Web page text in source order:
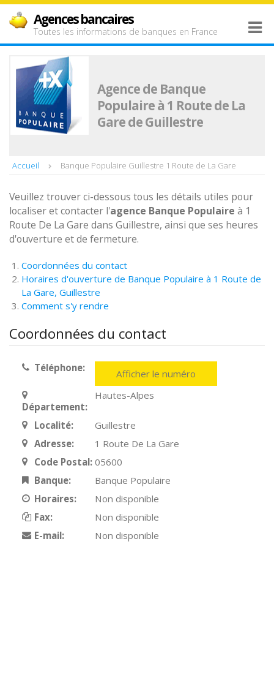
Agences bancaires
Toutes les informations de banques en France
Agence de Banque
Populaire à 1 Route de La
Gare de Guillestre
Accueil Banque Populaire Guillestre 1 Route de La Gare
Veuillez trouver ci-dessous tous les détails utiles pour
localiser et contacter l'agence Banque Populaire à 1
Route De La Gare dans Guillestre, ainsi que ses heures
d'ouverture et de fermeture.
Coordonnées du contact
Horaires d'ouverture de Banque Populaire à 1 Route de
La Gare, Guillestre
Comment s'y rendre
Coordonnées du contact
Téléphone: Afficher le numéro
Département:
Hautes-Alpes
Localité:
Guillestre
Adresse:
1 Route De La Gare
Code Postal: 05600
Banque:
Banque Populaire
Horaires:
Non disponible
Fax:
Non disponible
E-mail:
Non disponible